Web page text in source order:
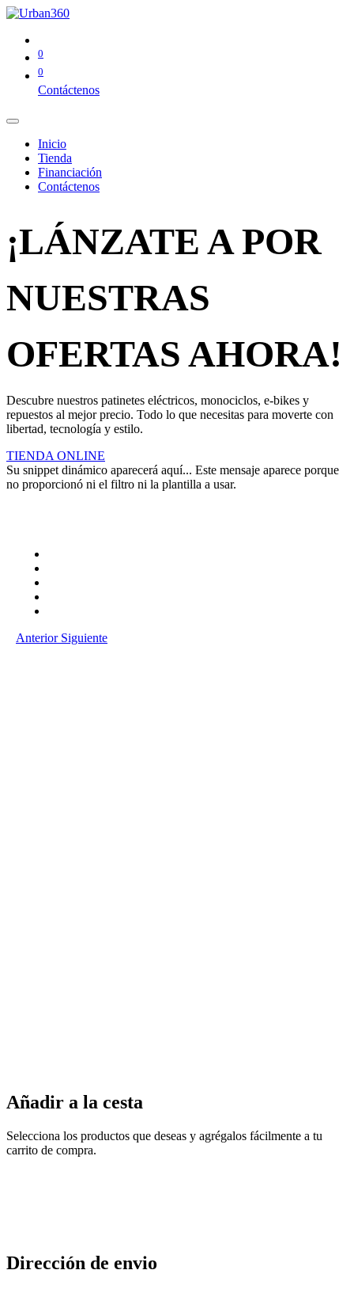
0
0
Contáctenos
Inicio
Tienda
Financiación
Contáctenos
¡LÁNZATE A POR
NUESTRAS
OFERTAS AHORA!
Descubre nuestros patinetes eléctricos, monociclos, e-bikes y
repuestos al mejor precio. Todo lo que necesitas para moverte con
libertad, tecnología y estilo.
TIENDA ONLINE
Su snippet dinámico aparecerá aquí... Este mensaje aparece porque
no proporcionó ni el filtro ni la plantilla a usar.
Anterior Siguiente
Añadir a la cesta
Selecciona los productos que deseas y agrégalos fácilmente a tu
carrito de compra.
Dirección de envio